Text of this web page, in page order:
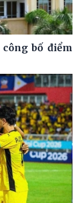
bố điểm